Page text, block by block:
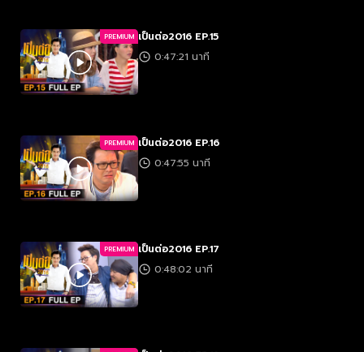
PREMIUM เป็นต่อ2016 EP.15
0:47:21 นาที
PREMIUM เป็นต่อ2016 EP.16
0:47:55 นาที
PREMIUM เป็นต่อ2016 EP.17
0:48:02 นาที